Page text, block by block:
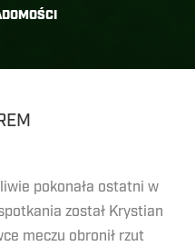
pokonała ostatni w
został Krystian
meczu obronił rzut